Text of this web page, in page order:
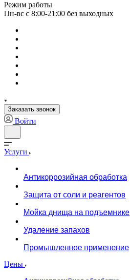
Режим работы
Пн-вс с 8:00-21:00 без выходных
Заказать звонок
Войти
Услуги
Антикоррозийная обработка
Защита от соли и реагентов
Мойка днища на подъемнике
Удаление запахов
Промышленное применение
Цены